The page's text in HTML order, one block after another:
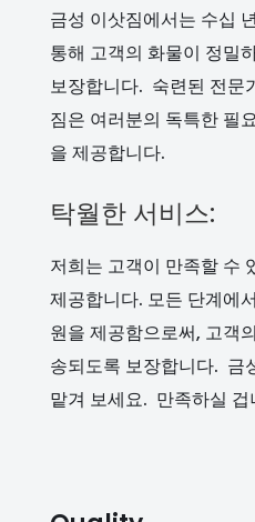
금성 이삿짐에서는 수십
통해 고객의 화물이 정밀
보장합니다. 숙련된 전문
짐은 여러분의 독특한 필
을 제공합니다.
탁월한 서비스:
저희는 고객이 만족할 수
제공합니다. 모든 단계에
원을 제공함으로써, 고객
송되도록 보장합니다. 금
맡겨 보세요. 만족하실 겁